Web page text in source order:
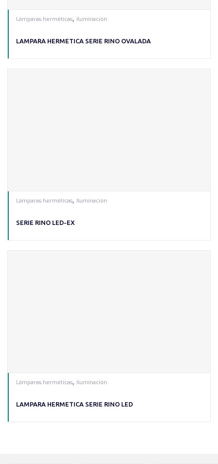
Lámparas herméticas, Iluminación
LAMPARA HERMETICA SERIE RINO OVALADA
Lámparas herméticas, Iluminación
SERIE RINO LED-EX
Lámparas herméticas, Iluminación
LAMPARA HERMETICA SERIE RINO LED